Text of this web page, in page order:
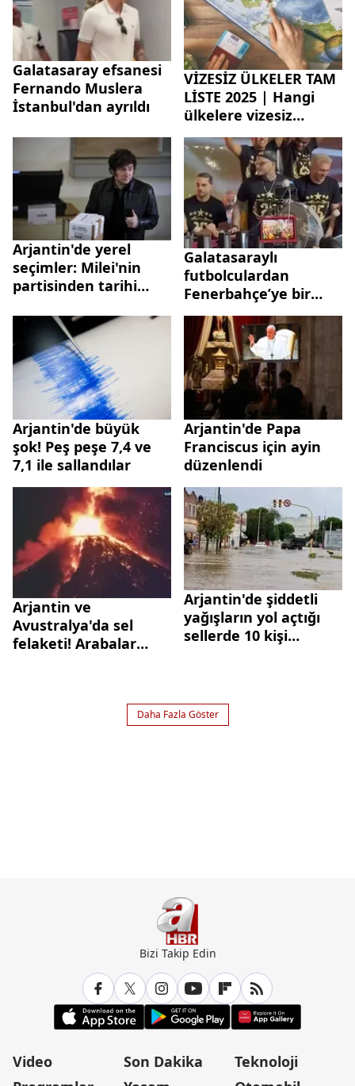
Galatasaray efsanesi
Fernando Muslera
İstanbul'dan ayrıldı
VİZESİZ ÜLKELER TAM
LİSTE 2025 | Hangi
ülkelere vizesiz
gidilebiliyor? Fas,
Andorra, Arjantin...
Arjantin'de yerel
seçimler: Milei'nin
partisinden tarihi
Galatasaraylı
futbolculardan
Fenerbahçe’ye bir
gönderme daha
Arjantin'de büyük
şok! Peş peşe 7,4 ve
7,1 ile sallandılar
Arjantin'de Papa
Franciscus için ayin
düzenlendi
Arjantin ve
Avustralya'da sel
felaketi! Arabalar
Arjantin'de şiddetli
yağışların yol açtığı
sellerde 10 kişi
Daha Fazla Göster
Bizi Takip Edin
Video
Son Dakika
Teknoloji